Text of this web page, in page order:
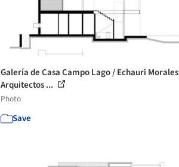
Galería de Casa Campo Lago / Echauri Morales
Arquitectos ...
Photo
Save